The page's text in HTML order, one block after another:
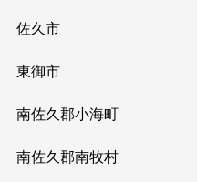
佐久市
東御市
南佐久郡小海町
南佐久郡南牧村